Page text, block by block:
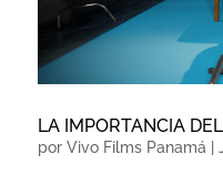
LA IMPORTANCIA
por Vivo Films Panamá